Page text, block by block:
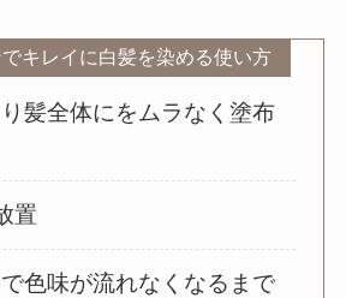
キレイに白髪を染める使い方
髪全体にをムラなく塗布
置
色味が流れなくなるまで